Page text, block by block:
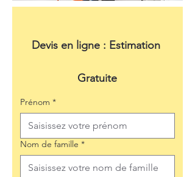
Devis en ligne : Estimation
Gratuite
Prénom *
Nom de famille *